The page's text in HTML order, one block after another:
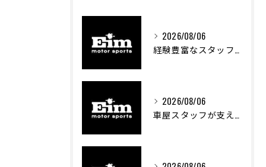
2026/08/06
経験豊富なスタッフが支える車屋のカスタム技術
2026/08/06
車屋スタッフが支える車両カスタムの魅力と技術